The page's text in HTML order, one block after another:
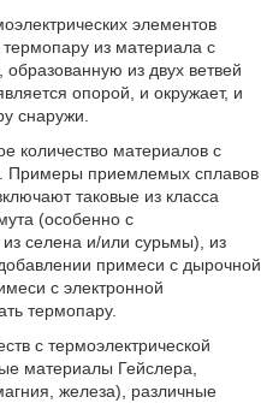
элементов
из материала с
образованную из двух ветвей
опорой, и окружает, и
снаружи.
количество материалов с
Примеры приемлемых сплавов
таковые из класса
(особенно с
селена и/или сурьмы), из
примеси с дырочной
с электронной
термопару.
с термоэлектрической
материалы Гейслера,
железа), различные